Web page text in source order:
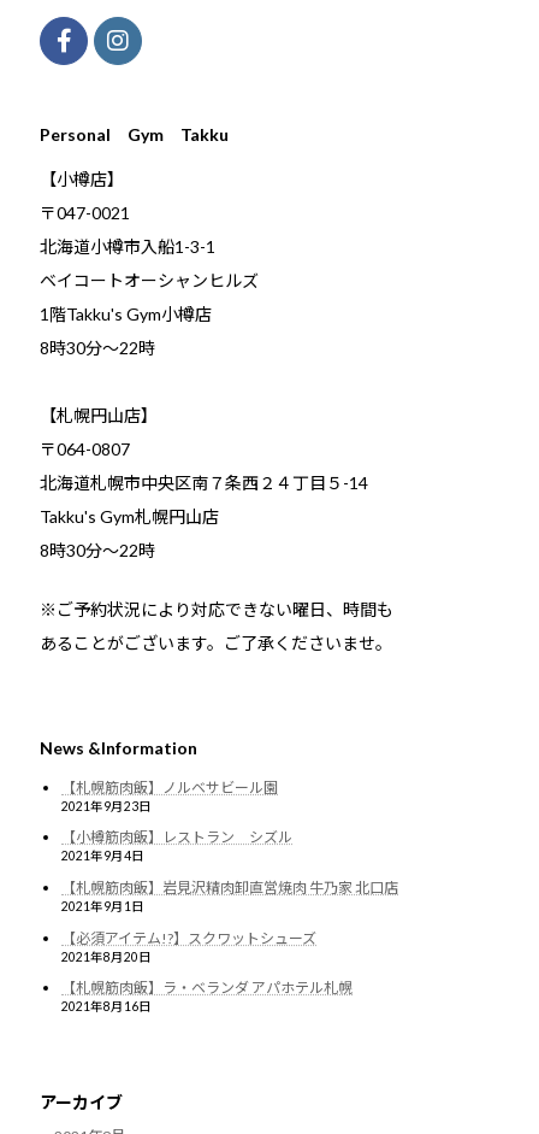
Personal Gym Takku
【小樽店】
〒047-0021
北海道小樽市入船1-3-1
ベイコートオーシャンヒルズ
1階Takku's Gym小樽店
​8時30分～22時
【札幌円山店】
〒064-0807
北海道札幌市中央区南７条西２４丁目５-14
Takku's Gym札幌円山店
8時30分～22時
※ご予約状況により対応できない曜日、時間も
あることがございます。ご了承くださいませ。
News &Information
【札幌筋肉飯】ノルベサビール園
2021年9月23日
【小樽筋肉飯】レストラン シズル
2021年9月4日
【札幌筋肉飯】岩見沢精肉卸直営焼肉 牛乃家 北口店
2021年9月1日
【必須アイテム!?】スクワットシューズ
2021年8月20日
【札幌筋肉飯】ラ・ベランダ アパホテル札幌
2021年8月16日
アーカイブ